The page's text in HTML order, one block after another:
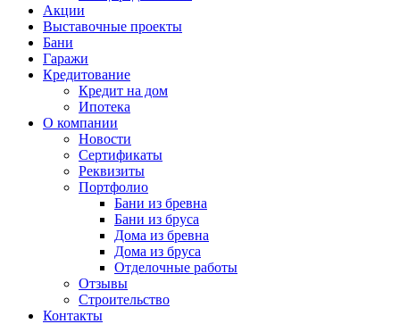
Акции
Выставочные проекты
Бани
Гаражи
Кредитование
Кредит на дом
Ипотека
О компании
Новости
Сертификаты
Реквизиты
Портфолио
Бани из бревна
Бани из бруса
Дома из бревна
Дома из бруса
Отделочные работы
Отзывы
Строительство
Контакты